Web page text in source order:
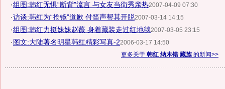
·组图:韩红无惧“断背”流言 与女友当街秀亲热2007-04-09 07:30
·访谈:韩红为“抢镜”道歉 付笛声帮其开脱2007-03-14 14:15
·组图:韩红力挺妹妹赵薇 身着藏装走过红地毯2007-03-05 23:15
·图文:大陆著名明星韩红精彩写真-22006-03-17 14:50
更多关于 韩红 纳木错 藏族 的新闻>>